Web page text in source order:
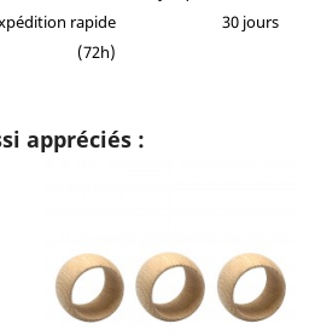
rapide
(72h)
30 jours
appréciés :